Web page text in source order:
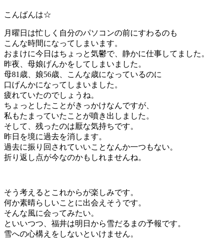
こんばんは☆
月曜日は忙しく自分のパソコンの前にすわるのも
こんな時間になってしまいます。
おまけに今日はちょっと気鬱で、静かに仕事してました。
昨夜、母娘げんかをしてしまいました。
母81歳、娘56歳、こんな歳になっているのに
口げんかになってしまいました。
疲れていたのでしょうね。
ちょっとしたことがきっかけなんですが、
私もたまっていたことが噴き出しました。
そして、残ったのは厭な気持ちです。
昨日を境に過去を消します。
過去に振り回されていいことなんか一つもない。
折り返し点が今なのかもしれませんね。
そう考えるとこれからが楽しみです。
何か素晴らしいことに出会えそうです。
そんな風に会ってみたい。
といいつつ、福井は明日から雪だるまの予報です。
雪への心構えをしないといけません。